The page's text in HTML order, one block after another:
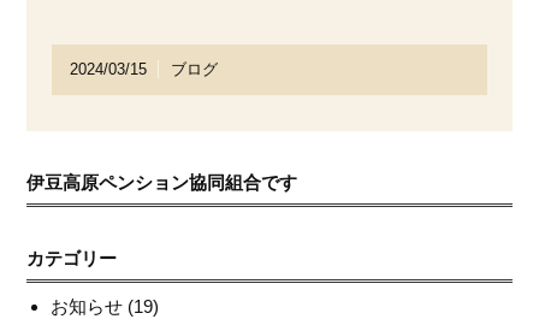
2024/03/15 ブログ
伊豆高原ペンション協同組合です
カテゴリー
お知らせ (19)